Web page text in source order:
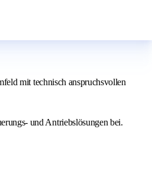
mit technisch anspruchsvollen
und Antriebslösungen bei.